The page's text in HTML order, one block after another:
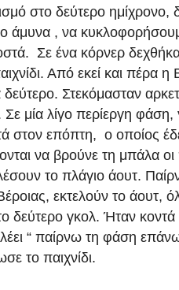
στο δεύτερο ημίχρονο,
άμυνα , να
Σε ένα κόρνερ
Από εκεί και πέρα η
δεύτερο. Στεκόμασταν
μία λίγο περίεργη φάση,
στον επόπτη, ο οποίος
να βρούνε τη μπάλα
το πλάγιο άουτ.
εκτελούν το άουτ,
δεύτερο γκολ. Ήταν
“ παίρνω τη φάση
το παιχνίδι.